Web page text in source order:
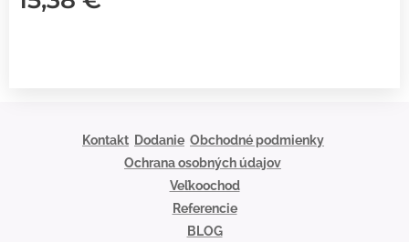
Kontakt Dodanie Obchodné podmienky
Ochrana osobných údajov
Veľkoochod
Referencie
BLOG